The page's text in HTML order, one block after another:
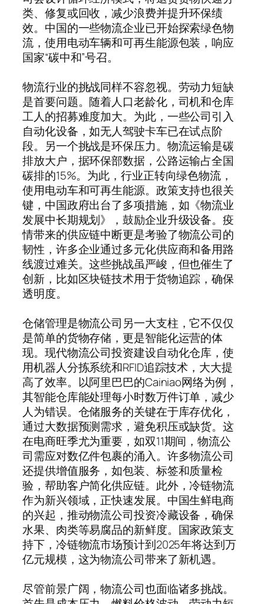
类、修复或回收，减少浪费并提升环保绩
效。中国的一些物流企业已开始探索绿色物
流，使用电动车辆和可再生能源包装，响应
国家“碳中和”号召。
物流行业的挑战同样不容忽视。劳动力短缺
是首要问题。随着人口老龄化，司机和仓库
工人的招募难度加大。为此，一些公司引入
自动化设备，如无人驾驶卡车已在试点阶
段。另一个挑战是环保压力。物流运输是碳
排放大户，据环保部数据，公路运输占全国
碳排的15%。为此，行业正转向绿色物流，
使用电动车和可再生能源。政策支持也很关
键，中国政府出台了多项措施，如《物流业
发展中长期规划》，鼓励企业升级设备。疫
情带来的供应链中断更是考验了物流公司的
韧性，许多企业通过多元化供应商和备用路
线渡过难关。这些挑战虽严峻，但也催生了
创新，比如区块链技术用于货物追踪，确保
透明度。
仓储管理是物流公司另一大支柱，它不仅仅
是简单的货物存储，更是智能化运营的体
现。现代物流公司投资建设自动化仓库，使
用机器人分拣系统和RFID追踪技术，大大提
高了效率。以阿里巴巴的Cainiao网络为例，
其智能仓库能处理每小时数万件订单，减少
人为错误。仓储服务的关键在于库存优化，
通过大数据预测需求，避免积压或缺货。这
在电商旺季尤为重要，如双11期间，物流公
司需应对数亿件包裹的涌入。许多物流公司
还提供增值服务，如包装、标签和质量检
验，帮助客户简化供应链。此外，冷链物流
作为新兴领域，正快速发展。中国生鲜电商
的兴起，推动物流公司投资冷藏设备，确保
水果、肉类等易腐品的新鲜度。国家政策支
持下，冷链物流市场预计到2025年将达到万
亿元规模，这为物流公司带来了新机遇。
尽管前景广阔，物流公司也面临诸多挑战。